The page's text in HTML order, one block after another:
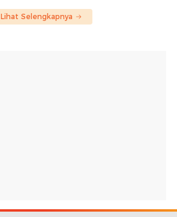
Lihat Selengkapnya